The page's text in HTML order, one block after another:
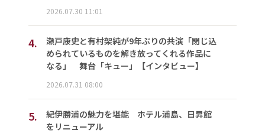
2026.07.30 11:01
4.
瀬戸康史と有村架純が9年ぶりの共演「閉じ込
められているものを解き放ってくれる作品に
なる」 舞台「キュー」【インタビュー】
2026.07.31 08:00
5.
紀伊勝浦の魅力を堪能 ホテル浦島、日昇館
をリニューアル